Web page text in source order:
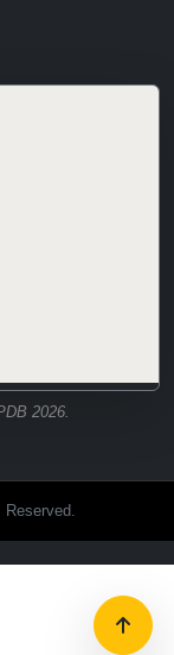
2026.
Reserved.